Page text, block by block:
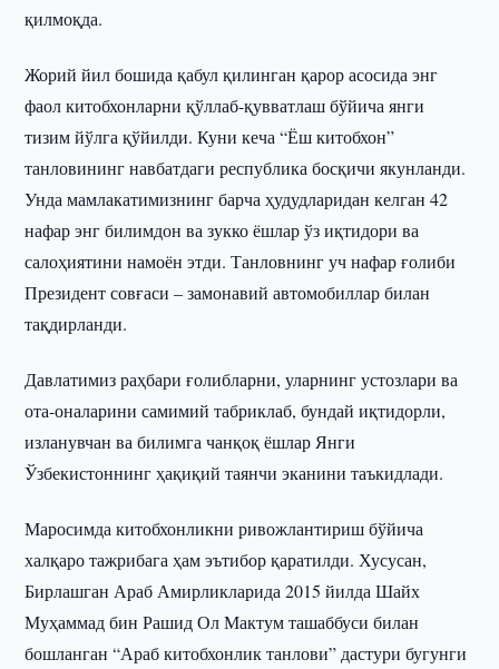
қилмоқда.
Жорий йил бошида қабул қилинган қарор асосида энг
фаол китобхонларни қўллаб-қувватлаш бўйича янги
тизим йўлга қўйилди. Куни кеча “Ёш китобхон”
танловининг навбатдаги республика босқичи якунланди.
Унда мамлакатимизнинг барча ҳудудларидан келган 42
нафар энг билимдон ва зукко ёшлар ўз иқтидори ва
салоҳиятини намоён этди. Танловнинг уч нафар ғолиби
Президент совғаси – замонавий автомобиллар билан
тақдирланди.
Давлатимиз раҳбари ғолибларни, уларнинг устозлари ва
ота-оналарини самимий табриклаб, бундай иқтидорли,
изланувчан ва билимга чанқоқ ёшлар Янги
Ўзбекистоннинг ҳақиқий таянчи эканини таъкидлади.
Маросимда китобхонликни ривожлантириш бўйича
халқаро тажрибага ҳам эътибор қаратилди. Хусусан,
Бирлашган Араб Амирликларида 2015 йилда Шайх
Муҳаммад бин Рашид Ол Мактум ташаббуси билан
бошланган “Араб китобхонлик танлови” дастури бугунги